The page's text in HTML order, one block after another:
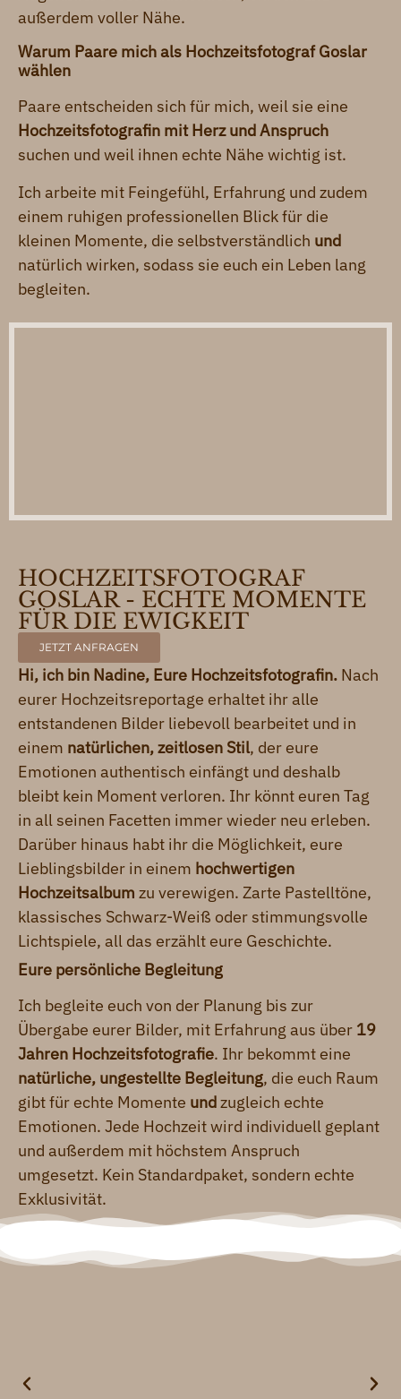
außerdem voller Nähe.
Warum Paare mich als Hochzeitsfotograf Goslar
wählen
Paare entscheiden sich für mich, weil sie eine
Hochzeitsfotografin mit Herz und Anspruch
suchen und weil ihnen echte Nähe wichtig ist.
Ich arbeite mit Feingefühl, Erfahrung und zudem
einem ruhigen professionellen Blick für die
kleinen Momente, die selbstverständlich und
natürlich wirken, sodass sie euch ein Leben lang
begleiten.
HOCHZEITSFOTOGRAF
GOSLAR - ECHTE MOMENTE
FÜR DIE EWIGKEIT
JETZT ANFRAGEN
Hi, ich bin Nadine, Eure Hochzeitsfotografin. Nach
eurer Hochzeitsreportage erhaltet ihr alle
entstandenen Bilder liebevoll bearbeitet und in
einem natürlichen, zeitlosen Stil, der eure
Emotionen authentisch einfängt und deshalb
bleibt kein Moment verloren. Ihr könnt euren Tag
in all seinen Facetten immer wieder neu erleben.
Darüber hinaus habt ihr die Möglichkeit, eure
Lieblingsbilder in einem hochwertigen
Hochzeitsalbum zu verewigen. Zarte Pastelltöne,
klassisches Schwarz-Weiß oder stimmungsvolle
Lichtspiele, all das erzählt eure Geschichte.
Eure persönliche Begleitung
Ich begleite euch von der Planung bis zur
Übergabe eurer Bilder, mit Erfahrung aus über 19
Jahren Hochzeitsfotografie. Ihr bekommt eine
natürliche, ungestellte Begleitung, die euch Raum
gibt für echte Momente undzugleich echte
Emotionen. Jede Hochzeit wird individuell geplant
und außerdem mit höchstem Anspruch
umgesetzt. Kein Standardpaket, sondern echte
Exklusivität.